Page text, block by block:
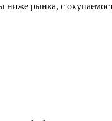
рынка, с